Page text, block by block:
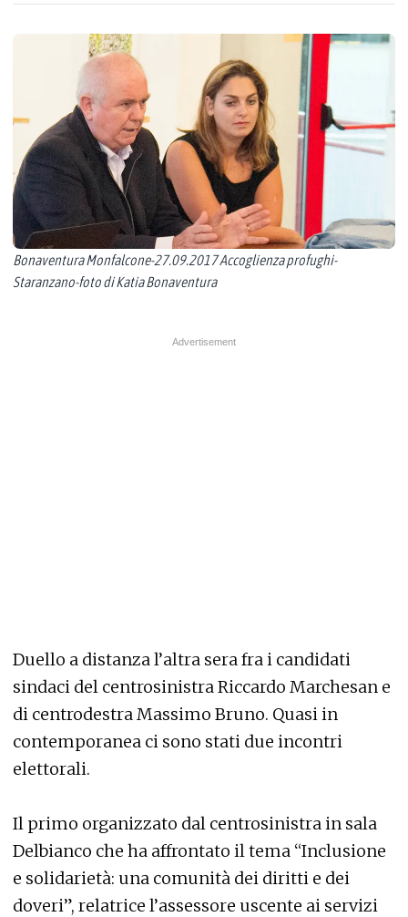
Bonaventura Monfalcone-27.09.2017 Accoglienza profughi-
Staranzano-foto di Katia Bonaventura
Duello a distanza l’altra sera fra i candidati
sindaci del centrosinistra Riccardo Marchesan e
di centrodestra Massimo Bruno. Quasi in
contemporanea ci sono stati due incontri
elettorali.
Il primo organizzato dal centrosinistra in sala
Delbianco che ha affrontato il tema “Inclusione
e solidarietà: una comunità dei diritti e dei
doveri”, relatrice l’assessore uscente ai servizi